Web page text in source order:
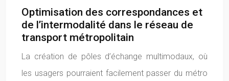
Optimisation des correspondances et
de l’intermodalité dans le réseau de
transport métropolitain
La création de pôles d’échange multimodaux, où
les usagers pourraient facilement passer du métro